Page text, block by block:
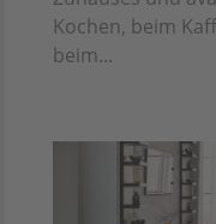
Kochen, beim
beim...